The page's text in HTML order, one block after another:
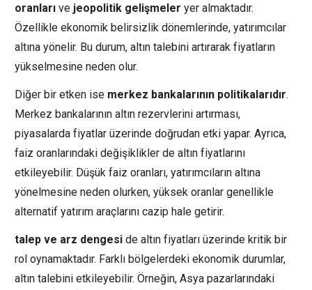
oranları ve jeopolitik gelişmeler yer almaktadır.
Özellikle ekonomik belirsizlik dönemlerinde, yatırımcılar
altına yönelir. Bu durum, altın talebini artırarak fiyatların
yükselmesine neden olur.
Diğer bir etken ise merkez bankalarının politikalarıdır.
Merkez bankalarının altın rezervlerini artırması,
piyasalarda fiyatlar üzerinde doğrudan etki yapar. Ayrıca,
faiz oranlarındaki değişiklikler de altın fiyatlarını
etkileyebilir. Düşük faiz oranları, yatırımcıların altına
yönelmesine neden olurken, yüksek oranlar genellikle
alternatif yatırım araçlarını cazip hale getirir.
talep ve arz dengesi de altın fiyatları üzerinde kritik bir
rol oynamaktadır. Farklı bölgelerdeki ekonomik durumlar,
altın talebini etkileyebilir. Örneğin, Asya pazarlarındaki